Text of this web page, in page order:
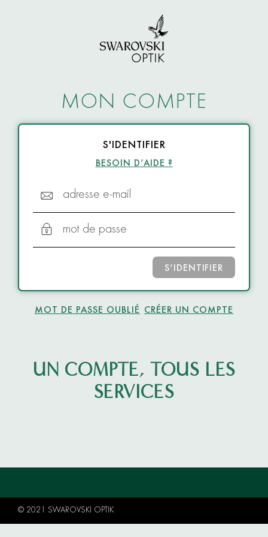
MON COMPTE
S'IDENTIFIER
BESOIN D’AIDE ?
adresse e-mail
mot de passe
S’IDENTIFIER
MOT DE PASSE OUBLIÉ CRÉER UN COMPTE
UN COMPTE, TOUS LES
SERVICES
© 2021 SWAROVSKI OPTIK